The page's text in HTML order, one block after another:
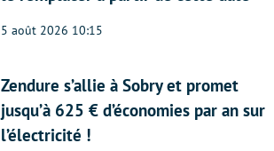
5 août 2026 10:15
Zendure s’allie à Sobry et promet
jusqu’à 625 € d’économies par an sur
l’électricité !